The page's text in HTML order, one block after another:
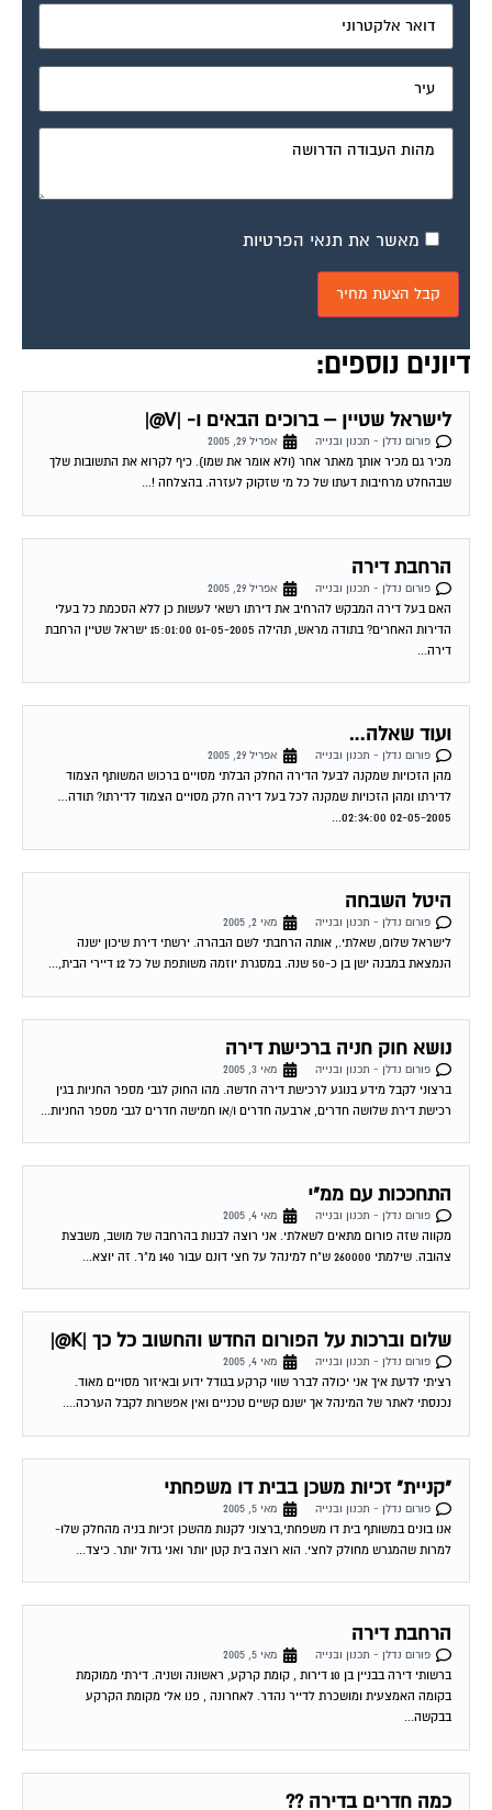
דיונים נוספים:
לישראל שטיין – ברוכים הבאים ו- |V@|
פורום נדלן - תכנון ובנייה
אפריל 29, 2005
מכיר גם מכיר אותך מאתר אחר (ולא אומר את שמו). כיף לקרוא את התשובות שלך
שבהחלט מרחיבות דעתו של כל מי שזקוק לעזרה. בהצלחה !...
הרחבת דירה
פורום נדלן - תכנון ובנייה
האם בעל דירה המבקש להרחיב את דירתו רשאי לעשות כן ללא הסכמת כל בעלי
הדירות האחרים? בתודה מראש, תהילה 01-05-2005 15:01:00 ישראל שטיין הרחבת
דירה...
ועוד שאלה…
פורום נדלן - תכנון ובנייה
מהן הזכויות שמקנה לבעל הדירה החלק הבלתי מסויים ברכוש המשותף הצמוד
לדירתו ומהן הזכויות שמקנה לכל בעל דירה חלק מסויים הצמוד לדירתו? תודה…
02-05-2005 02:34:00...
היטל השבחה
פורום נדלן - תכנון ובנייה
לישראל שלום, שאלתי., אותה הרחבתי לשם הבהרה. ירשתי דירת שיכון ישנה
הנמצאת במבנה ישן בן כ-50 שנה. במסגרת יוזמה משותפת של כל 12 דיירי הבית,...
נושא חוק חניה ברכישת דירה
פורום נדלן - תכנון ובנייה
מאי 3, 2005
ברצוני לקבל מידע בנוגע לרכישת דירה חדשה. מהו החוק לגבי מספר החניות בגין
רכישת דירת שלושה חדרים, ארבעה חדרים ו/או חמישה חדרים לגבי מספר החניות...
התחככות עם ממ"י
פורום נדלן - תכנון ובנייה
מקווה שזה פורום מתאים לשאלתי. אני רוצה לבנות בהרחבה של מושב, משבצת
צהובה. שילמתי 260000 ש"ח למינהל על חצי דונם עבור 140 מ"ר. זה יוצא...
שלום וברכות על הפורום החדש והחשוב כל כך |K@|
פורום נדלן - תכנון ובנייה
מאי 4, 2005
רציתי לדעת איך אני יכולה לברר שווי קרקע בגודל ידוע ובאיזור מסויים מאוד.
נכנסתי לאתר של המינהל אך ישנם קשיים טכניים ואין אפשרות לקבל הערכה....
"קניית" זכיות משכן בבית דו משפחתי
פורום נדלן - תכנון ובנייה
מאי 5, 2005
אנו בונים במשותף בית דו משפחתי,ברצוני לקנות מהשכן זכיות בניה מהחלק שלו-
למרות שהמגרש מחולק לחצי. הוא רוצה בית קטן יותר ואני גדול יותר. כיצד...
הרחבת דירה
פורום נדלן - תכנון ובנייה
ברשותי דירה בבניין בן 10 דירות , קומת קרקע, ראשונה ושניה. דירתי ממוקמת
בקומה האמצעית ומושכרת לדייר נהדר. לאחרונה , פנו אלי מקומת הקרקע
בבקשה...
כמה חדרים בדירה ??
פורום נדלן - תכנון ובנייה